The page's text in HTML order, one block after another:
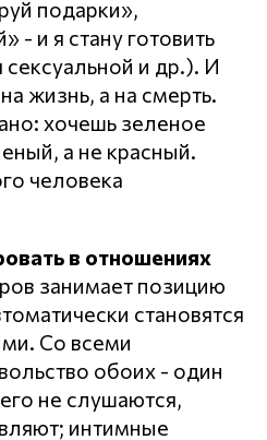
подарки»,
- и я стану готовить
и др.). И
жизнь, а на смерть.
хочешь зеленое
а не красный.
человека
в отношениях
занимает позицию
становятся
Со всеми
обоих - один
не слушаются,
интимные